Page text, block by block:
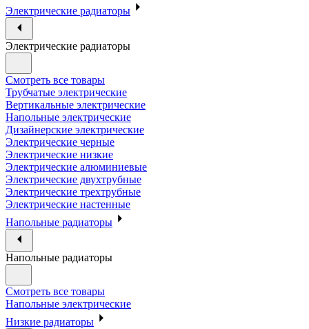
Электрические радиаторы
Электрические радиаторы
Смотреть все товары
Трубчатые электрические
Вертикальные электрические
Напольные электрические
Дизайнерские электрические
Электрические черные
Электрические низкие
Электрические алюминиевые
Электрические двухтрубные
Электрические трехтрубные
Электрические настенные
Напольные радиаторы
Напольные радиаторы
Смотреть все товары
Напольные электрические
Низкие радиаторы